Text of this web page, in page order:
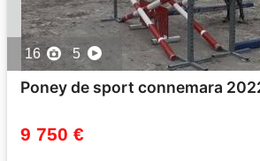
16 5
Poney de sport connemara
9 750 €